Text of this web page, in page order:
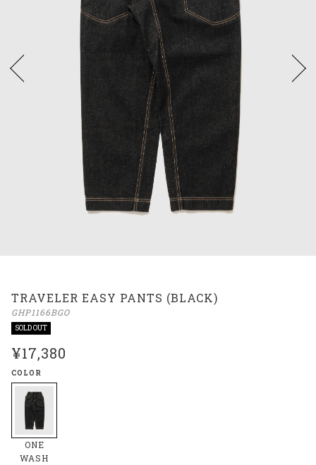
TRAVELER EASY PANTS (BLACK)
GHP1166BGO
SOLD OUT
¥17,380
COLOR
ONE
WASH